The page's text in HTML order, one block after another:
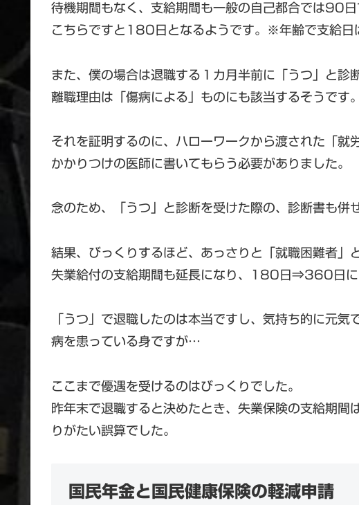
待機期間もなく、支給期間も一般の自己都合では90日
こちらですと180日となるようです。※年齢で支給日
また、僕の場合は退職する１カ月半前に「うつ」と診
離職理由は「傷病による」ものにも該当するそうです。
それを証明するのに、ハローワークから渡された「就
かかりつけの医師に書いてもらう必要がありました。
念のため、「うつ」と診断を受けた際の、診断書も併
結果、びっくりするほど、あっさりと「就職困難者」
失業給付の支給期間も延長になり、180日⇒360日に
「うつ」で退職したのは本当ですし、気持ち的に元
病を患っている身ですが…
ここまで優遇を受けるのはびっくりでした。
昨年末で退職すると決めたとき、失業保険の支給期間
りがたい誤算でした。
国民年金と国民健康保険の軽減申請